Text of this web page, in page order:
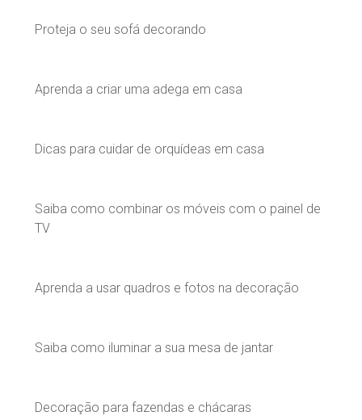
Proteja o seu sofá decorando
Aprenda a criar uma adega em casa
Dicas para cuidar de orquídeas em casa
Saiba como combinar os móveis com o painel de
TV
Aprenda a usar quadros e fotos na decoração
Saiba como iluminar a sua mesa de jantar
Decoração para fazendas e chácaras